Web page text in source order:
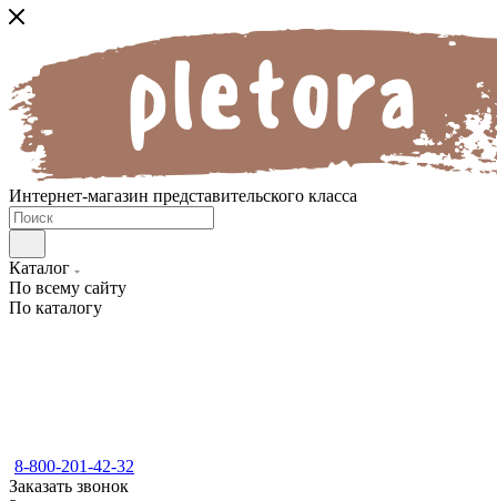
Интернет-магазин представительского класса
Каталог
По всему сайту
По каталогу
8-800-201-42-32
Заказать звонок